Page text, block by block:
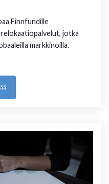
Finnfundille
jotka
markkinoilla.